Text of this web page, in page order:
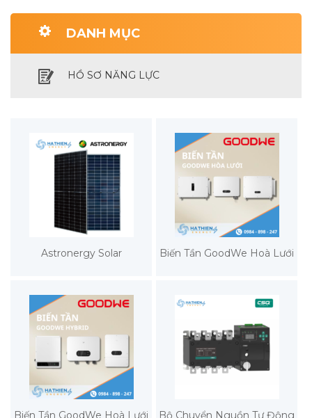
DANH MỤC
HỒ SƠ NĂNG LỰC
Astronergy Solar Biến Tần GoodWe Hoà Lưới
Biến Tần GoodWe Hoà Lưới Bộ Chuyển Nguồn Tự Động